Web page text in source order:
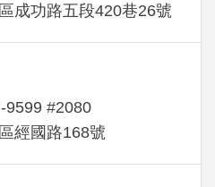
成功路五段420巷26號
9599 #2080
經國路168號